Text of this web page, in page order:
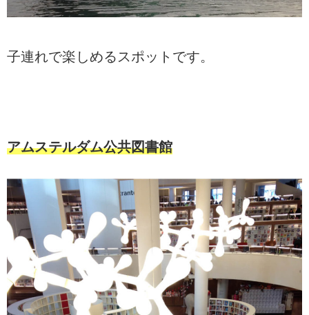
子連れで楽しめるスポットです。
アムステルダム公共図書館